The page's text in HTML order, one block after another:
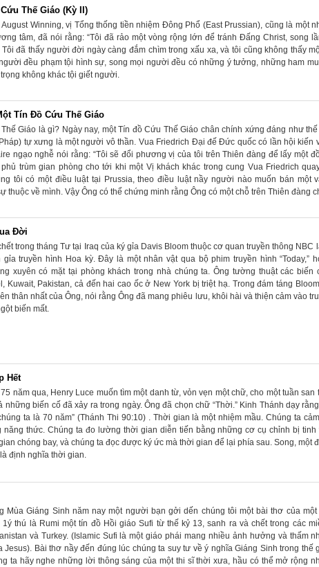
Thế Giáo (Kỳ II)
August Winning, vị Tổng thống tiền nhiệm Đông Phổ (East Prussian), cũng là một
tâm, đã nói rằng: “Tôi đã rảo một vòng rộng lớn để tránh Đấng Christ, song
Tôi đã thấy người đời ngày càng đắm chìm trong xấu xa, và tôi cũng không thấy
đều phạm tội hình sự, song mọi người đều có những ý tưởng, những ham
không khác tội giết người.
Tín Đồ Cứu Thế Giáo
Giáo là gì? Ngày nay, một Tín đồ Cứu Thế Giáo chân chính xứng đáng như
tự xưng là một người vô thần. Vua Friedrich Đại đế Đức quốc có lần hội kiến
ngạo nghễ nói rằng: “Tôi sẽ đổi phương vị của tôi trên Thiên đàng để lấy một
phủ trùm gian phòng cho tới khi một Vị khách khác trong cung Vua Friedrich
tôi có một điều luật tại Prussia, theo điều luật nầy người nào muốn bán một
thuộc về mình. Vậy Ông có thể chứng minh rằng Ông có một chỗ trên Thiên đàng
Đời
trong tháng Tư tại Iraq của ký gỉa Davis Bloom thuộc cơ quan truyền thông NBC
gỉa truyền hình Hoa kỳ. Đây là một nhân vật qua bộ phim truyền hình “Today,”
xuyên có mặt tại phòng khách trong nhà chúng ta. Ông tường thuật các biến
Kuwait, Pakistan, cả đến hai cao ốc ở New York bị triệt hạ. Trong đám táng
thân nhất của Ông, nói rằng Ông đã mang phiêu lưu, khôi hài và thiện cảm vào
biến mất.
Hết
năm qua, Henry Luce muốn tìm một danh từ, vỏn vẹn một chữ, cho một tuần
những biến cố đã xảy ra trong ngày. Ông đã chọn chữ “Thời.” Kinh Thánh dạy
ta là 70 năm” (Thánh Thi 90:10) . Thời gian là một nhiệm mầu. Chúng ta
năng thức. Chúng ta đo lường thời gian diễn tiến bằng những cơ cụ chỉnh bị tinh
chóng bay, và chúng ta đọc được ký ức mà thời gian để lại phía sau. Song, một
là định nghĩa thời gian.
Mùa Giáng Sinh năm nay một người bạn gởi dến chúng tôi một bài thơ của
thú là Rumi một tín đồ Hồi giáo Sufi từ thế kỷ 13, sanh ra và chết trong các
và Turkey. (Islamic Sufi là một giáo phái mang nhiều ảnh hưởng và thấm
Jesus). Bài thơ nầy đến đúng lúc chúng ta suy tư về ý nghĩa Giáng Sinh trong thế
ta hãy nghe những lời thông sáng của một thi sĩ thời xưa, hầu có thể mở rộng